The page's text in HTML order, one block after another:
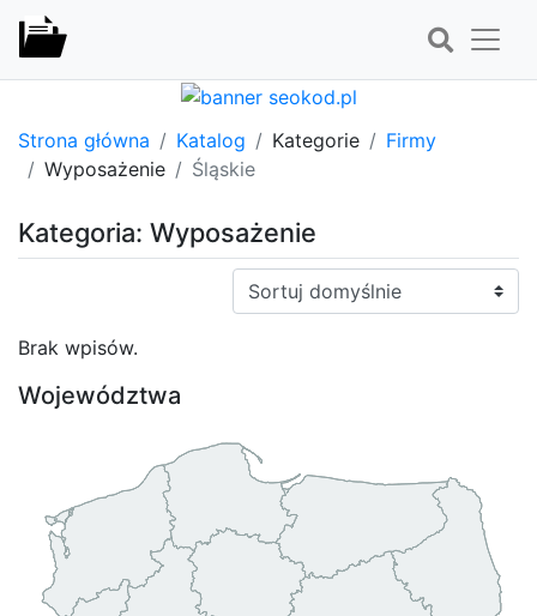
Strona główna Katalog Kategorie
Firmy
Wyposażenie
Śląskie
Kategoria: Wyposażenie
Sortuj:
Brak wpisów.
Województwa